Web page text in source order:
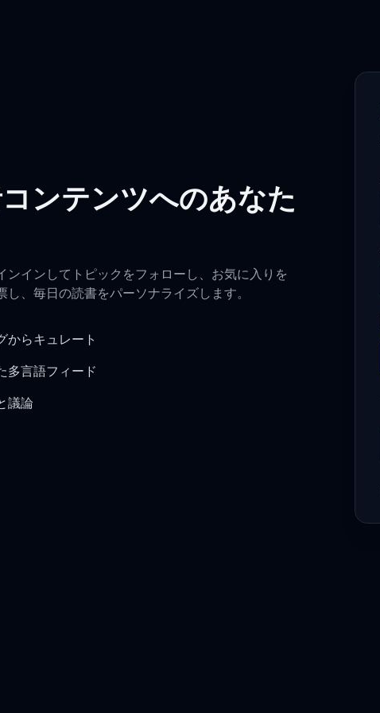
ンテンツへのあなた
ンインしてトピックをフォローし、お気に入りを
、毎日の読書をパーソナライズします。
からキュレート
多言語フィード
議論